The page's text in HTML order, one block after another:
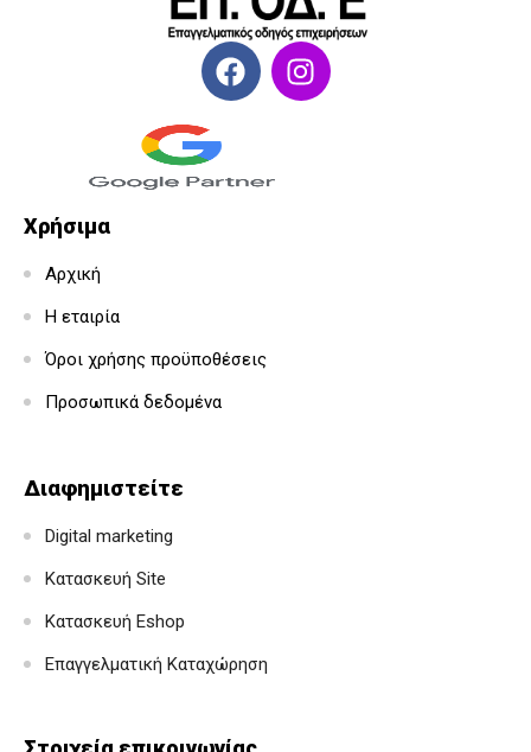
Χρήσιμα
Αρχική
Η εταιρία
Όροι χρήσης προϋποθέσεις
Προσωπικά δεδομένα
Διαφημιστείτε
Digital marketing
Κατασκευή Site
Κατασκευή Eshop
Επαγγελματική Καταχώρηση